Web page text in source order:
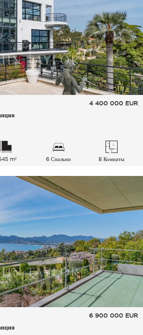
4 400 000 EUR
m² 6 Спальни 8 Комнаты
6 900 000 EUR